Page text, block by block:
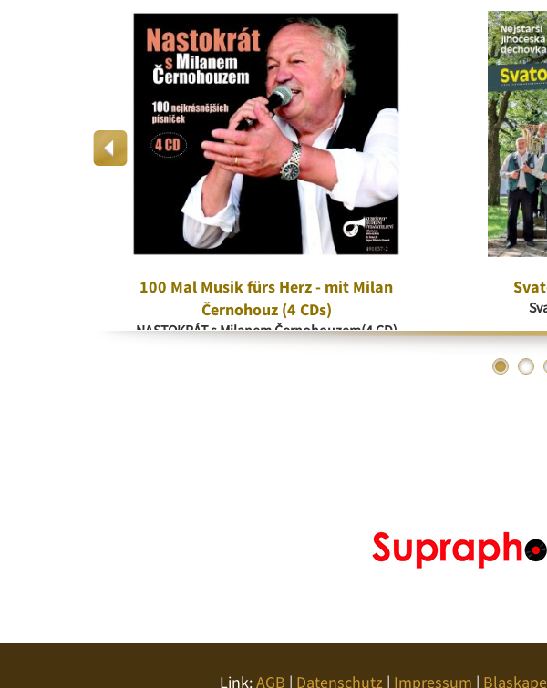
100 Mal Musik fürs Herz - mit Milan
Černohouz (4 CDs)
NASTOKRÁT s Milanem Černohouzem(4 CD)
Link:AGB | Datenschutz | Impressum |